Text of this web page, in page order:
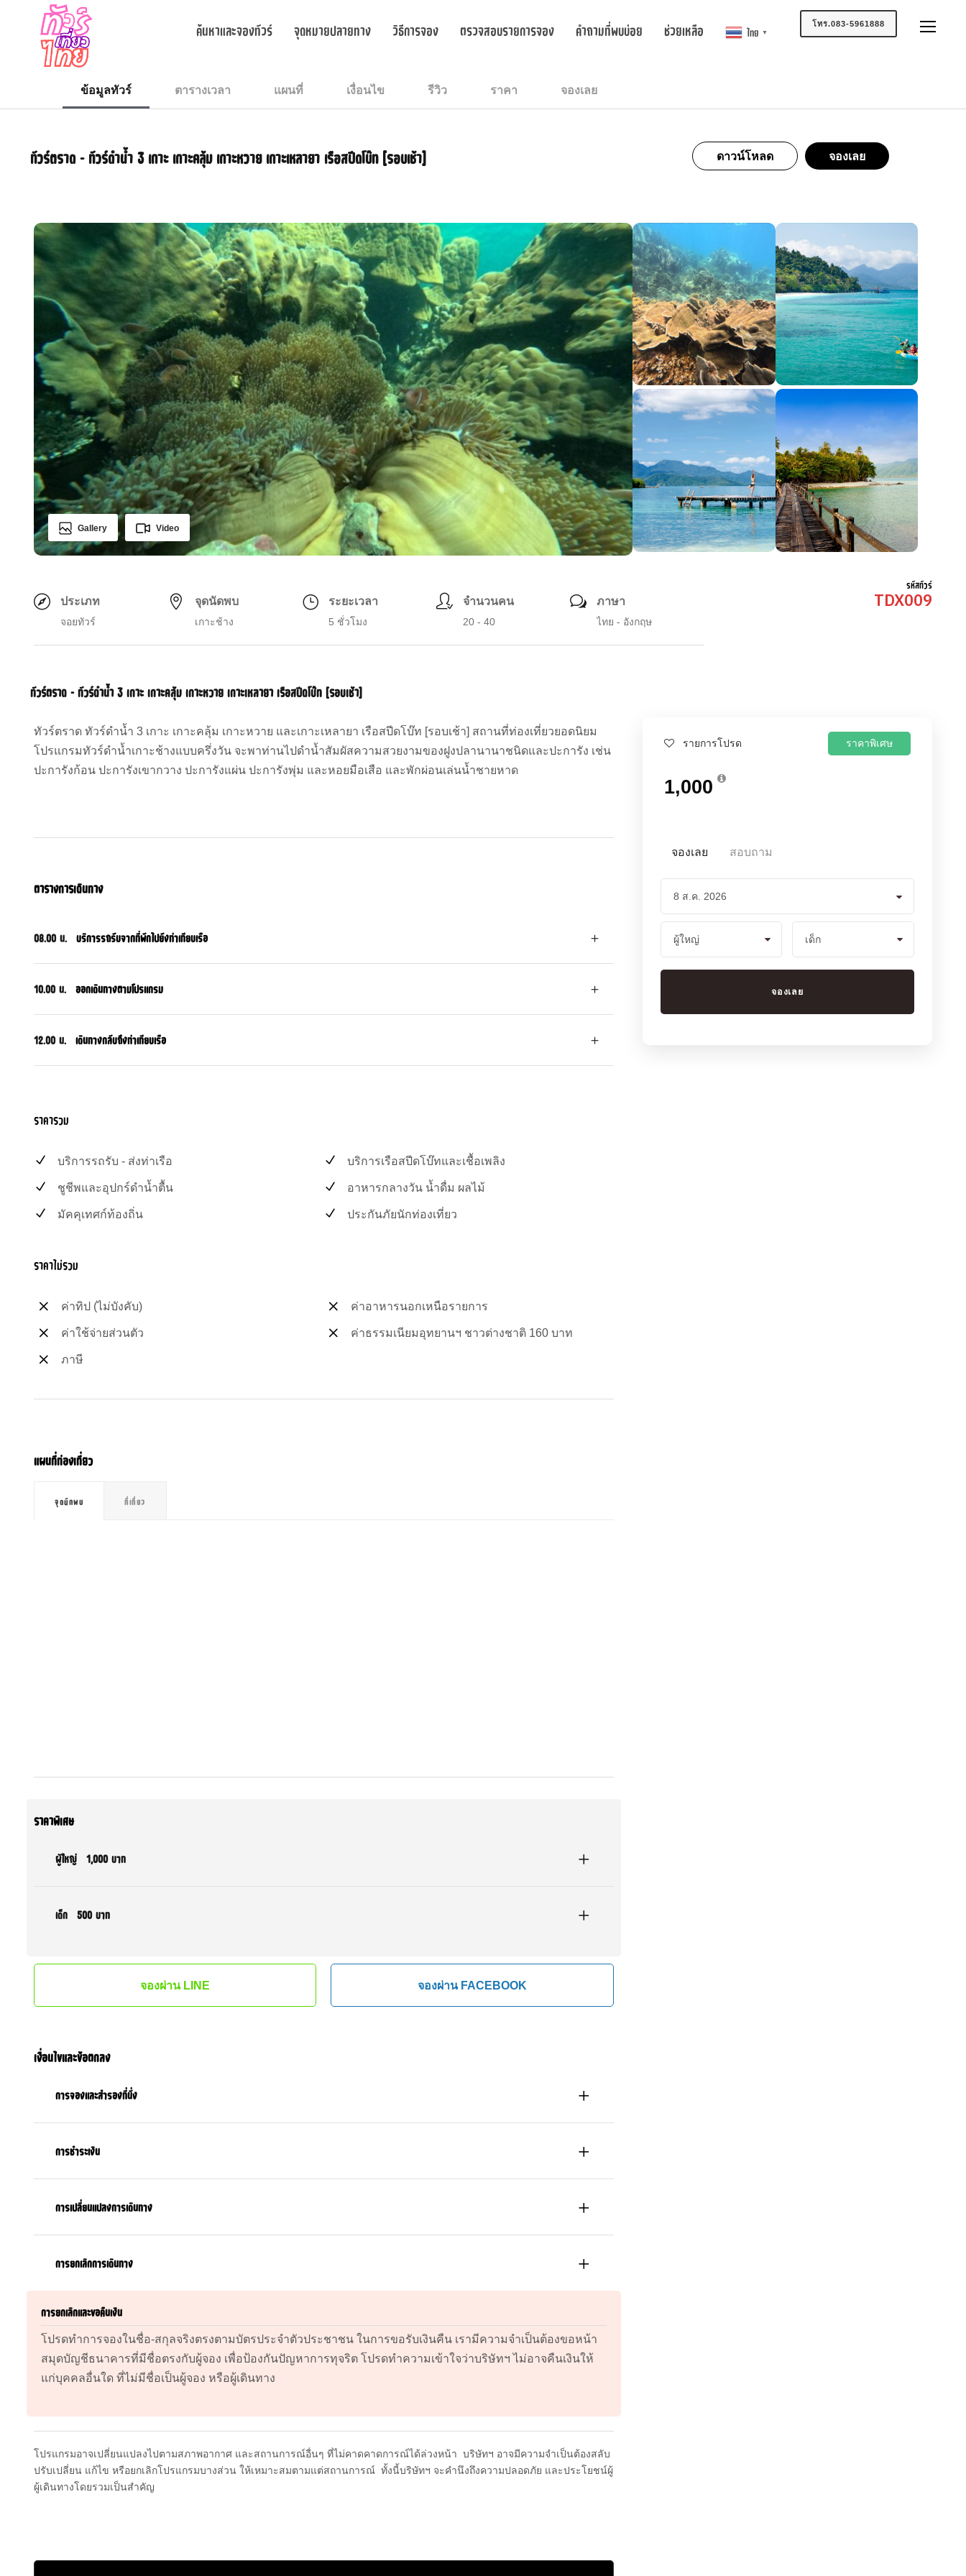
ค้นหาและจองทัวร์ จุดหมายปลายทาง วิธีการจอง ตรวจสอบรายการจอง คำถามที่พบบ่อย ช่วยเหลือ ไทย ▼
โทร.083-5961888
ข้อมูลทัวร์ ตารางเวลา แผนที่ เงื่อนไข รีวิว ราคา จองเลย
ทัวร์ตราด – ทัวร์ดำน้ำ 3 เกาะ เกาะคลุ้ม เกาะหวาย เกาะเหลายา เรือสปีดโบ๊ท [รอบเช้า] ดาวน์โหลด จองเลย
Gallery Video
ประเภท
จอยทัวร์
จุดนัดพบ
เกาะช้าง
ระยะเวลา
5 ชั่วโมง
จำนวนคน
20 - 40
ภาษา
ไทย - อังกฤษ
รหัสทัวร์
TDX009
ทัวร์ตราด – ทัวร์ดำน้ำ 3 เกาะ เกาะคลุ้ม เกาะหวาย เกาะเหลายา เรือสปีดโบ๊ท [รอบเช้า]
ทัวร์ตราด ทัวร์ดำน้ำ 3 เกาะ เกาะคลุ้ม เกาะหวาย และเกาะเหลายา เรือสปีดโบ๊ท [รอบเช้า] สถานที่ท่องเที่ยวยอดนิยม
โปรแกรมทัวร์ดำน้ำเกาะช้างแบบครึ่งวัน จะพาท่านไปดำน้ำสัมผัสความสวยงามของฝูงปลานานาชนิดและปะการัง เช่น
ปะการังก้อน ปะการังเขากวาง ปะการังแผ่น ปะการังพุ่ม และหอยมือเสือ และพักผ่อนเล่นน้ำชายหาด
ตารางการเดินทาง
08.00 น. บริการรถรับจากที่พักไปยังท่าเทียบเรือ
10.00 น. ออกเดินทางตามโปรแกรม
12.00 น. เดินทางกลับถึงท่าเทียบเรือ
ราคารวม
บริการรถรับ - ส่งท่าเรือ บริการเรือสปีดโบ๊ทและเชื้อเพลิง
ชูชีพและอุปกร์ดำน้ำตื้น อาหารกลางวัน น้ำดื่ม ผลไม้
มัคคุเทศก์ท้องถิ่น ประกันภัยนักท่องเที่ยว
ราคาไม่รวม
ค่าทิป (ไม่บังคับ) ค่าอาหารนอกเหนือรายการ
ค่าใช้จ่ายส่วนตัว ค่าธรรมเนียมอุทยานฯ ชาวต่างชาติ 160 บาท
ภาษี
แผนที่ท่องเที่ยว
จุดนักพบ ที่เที่ยว
ราคาพิเศษ
ผู้ใหญ่ 1,000 บาท
เด็ก 500 บาท
จองผ่าน LINE จองผ่าน FACEBOOK
เงื่อนไขและข้อตกลง
การจองและสำรองที่นั่ง
การชำระเงิน
การเปลี่ยนแปลงการเดินทาง
การยกเลิกการเดินทาง
การยกเลิกและขอคืนเงิน
โปรดทำการจองในชื่อ-สกุลจริงตรงตามบัตรประจำตัวประชาชน ในการขอรับเงินคืน เรามีความจำเป็นต้องขอหน้า
สมุดบัญชีธนาคารที่มีชื่อตรงกับผู้จอง เพื่อป้องกันปัญหาการทุจริต โปรดทำความเข้าใจว่าบริษัทฯ ไม่อาจคืนเงินให้
แก่บุคคลอื่นใด ที่ไม่มีชื่อเป็นผู้จอง หรือผู้เดินทาง
โปรแกรมอาจเปลี่ยนแปลงไปตามสภาพอากาศ และสถานการณ์อื่นๆ ที่ไม่คาดคาดการณ์ได้ล่วงหน้า บริษัทฯ อาจมีความจำเป็นต้องสลับ
ปรับเปลี่ยน แก้ไข หรือยกเลิกโปรแกรมบางส่วน ให้เหมาะสมตามแต่สถานการณ์ ทั้งนี้บริษัทฯ จะคำนึงถึงความปลอดภัย และประโยชน์ผู้
ผู้เดินทางโดยรวมเป็นสำคัญ
รายการโปรด ราคาพิเศษ
1,000
จองเลย สอบถาม